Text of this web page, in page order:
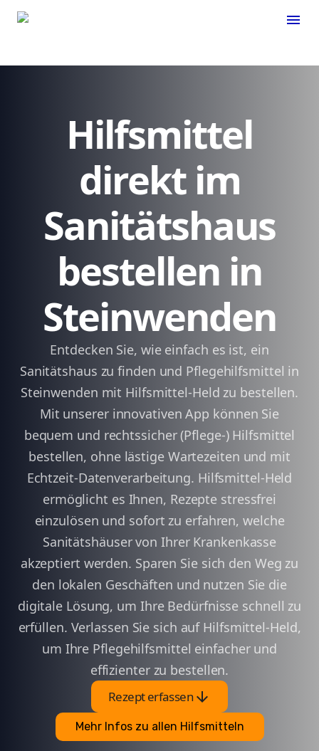
menu
Hilfsmittel
direkt im
Sanitätshaus
bestellen in
Steinwenden
Entdecken Sie, wie einfach es ist, ein
Sanitätshaus zu finden und Pflegehilfsmittel in
Steinwenden mit Hilfsmittel-Held zu bestellen.
Mit unserer innovativen App können Sie
bequem und rechtssicher (Pflege-) Hilfsmittel
bestellen, ohne lästige Wartezeiten und mit
Echtzeit-Datenverarbeitung. Hilfsmittel-Held
ermöglicht es Ihnen, Rezepte stressfrei
einzulösen und sofort zu erfahren, welche
Sanitätshäuser von Ihrer Krankenkasse
akzeptiert werden. Sparen Sie sich den Weg zu
den lokalen Geschäften und nutzen Sie die
digitale Lösung, um Ihre Bedürfnisse schnell zu
erfüllen. Verlassen Sie sich auf Hilfsmittel-Held,
um Ihre Pflegehilfsmittel einfacher und
effizienter zu bestellen.
Rezept erfassenarrow_downward
Mehr Infos zu allen Hilfsmitteln